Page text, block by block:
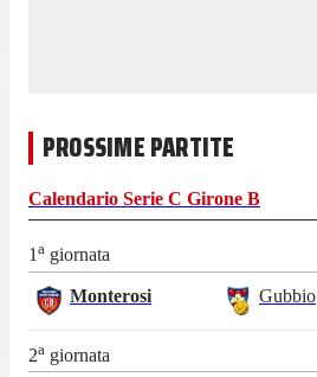
PROSSIME PARTITE
Calendario Serie C Girone B
1a giornata
Monterosi Gubbio
2a giornata